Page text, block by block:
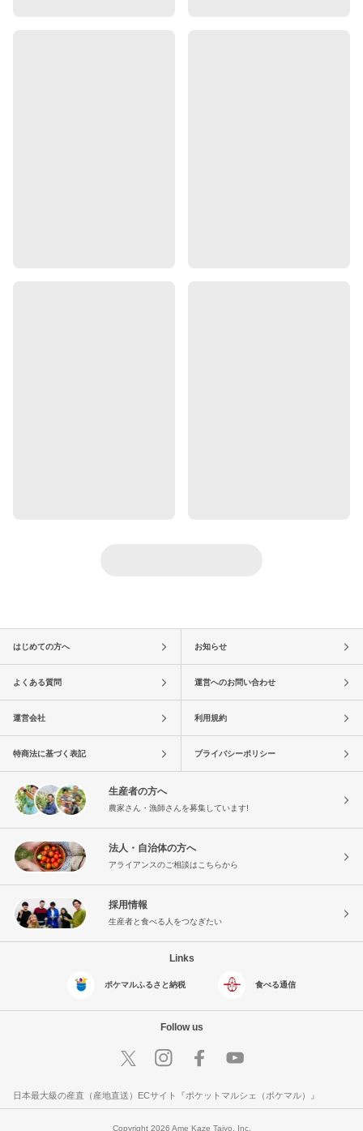
はじめての方へ お知らせ
よくある質問 運営へのお問い合わせ
運営会社 利用規約
特商法に基づく表記 プライバシーポリシー
生産者の方へ
農家さん・漁師さんを募集しています!
法人・自治体の方へ
アライアンスのご相談はこちらから
採用情報
生産者と食べる人をつなぎたい
Links
ポケマルふるさと納税 食べる通信
Follow us
日本最大級の産直（産地直送）ECサイト『ポケットマルシェ（ポケマル）』
Copyright 2026 Ame Kaze Taiyo, Inc.